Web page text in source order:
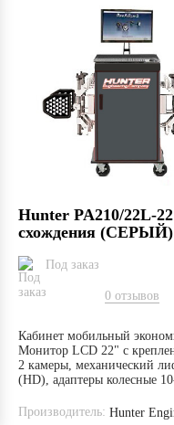
Hunter PA210/22L-
схождения (СЕРЫЙ)
Под заказ
0 отзывов
Кабинет мобильный
Монитор LCD 22" с
2 камеры, механический
(HD), адаптеры колесные
Производитель: Hunter